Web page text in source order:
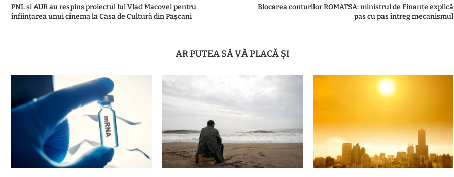
PNL și AUR au respins proiectul lui Vlad Macovei pentru
înființarea unui cinema la Casa de Cultură din Pașcani
Blocarea conturilor ROMATSA: ministrul de Finanțe explică
pas cu pas întreg mecanismul
AR PUTEA SĂ VĂ PLACĂ ȘI